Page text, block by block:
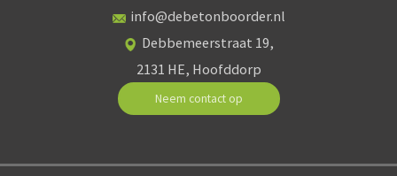
info@debetonboorder.nl
Debbemeerstraat 19,
2131 HE, Hoofddorp
Neem contact op